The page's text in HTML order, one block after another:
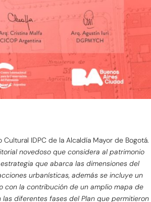
IDPC de la Alcaldía Mayor de Bogotá.
novedoso que considera al patrimonio
que abarca las dimensiones del
urbanísticas, además se incluye un
con la contribución de un amplio mapa de
diferentes fases del Plan que permitieron